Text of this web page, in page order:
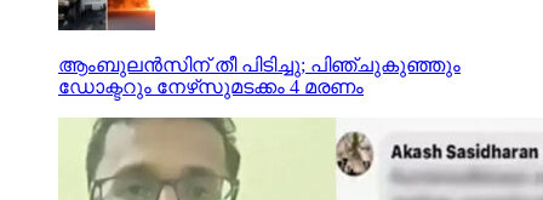
ആംബുലന്‍സിന് തീ പിടിച്ചു; പിഞ്ചുകുഞ്ഞും
ഡോക്ടറും നേഴ്‌സുമടക്കം 4 മരണം